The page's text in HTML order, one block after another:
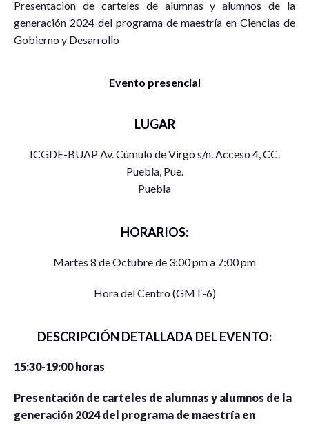
Presentación de carteles de alumnas y alumnos de la
generación 2024 del programa de maestría en Ciencias de
Gobierno y Desarrollo
Evento presencial
LUGAR
ICGDE-BUAP Av. Cúmulo de Virgo s/n. Acceso 4, CC.
Puebla, Pue.
Puebla
HORARIOS:
Martes 8 de Octubre de 3:00 pm a 7:00 pm
Hora del Centro (GMT-6)
DESCRIPCIÓN DETALLADA DEL EVENTO:
15:30-19:00 horas
Presentación de carteles de alumnas y alumnos de la
generación 2024 del programa de maestría en